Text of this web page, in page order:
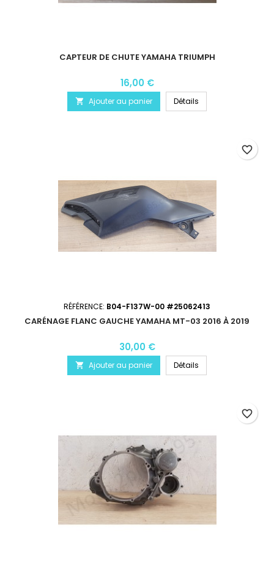
CAPTEUR DE CHUTE YAMAHA TRIUMPH
16,00 €
 Ajouter au panier Détails
RÉFÉRENCE: B04-F137W-00 #25062413
CARÉNAGE FLANC GAUCHE YAMAHA MT-03 2016 À 2019
30,00 €
 Ajouter au panier Détails
favorite_border
favorite_border